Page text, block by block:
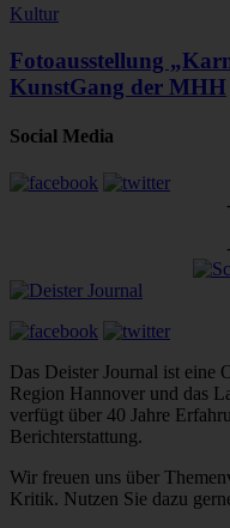
Kultur
Fotoausstellung
KunstGang der MHH
Social Media
Das Deister Journal ist eine
Region Hannover und das
verfügt über 40 Jahre
Berichterstattung.
Wir freuen uns über
Kritik. Nutzen Sie dazu